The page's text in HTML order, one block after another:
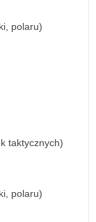
polaru)
taktycznych)
polaru)